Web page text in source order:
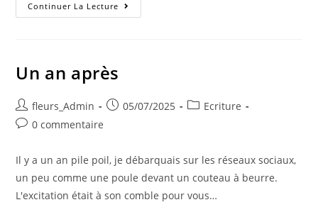
Continuer La Lecture
Un an après
fleurs_Admin 05/07/2025
Ecriture
0 commentaire
Il y a un an pile poil, je débarquais sur les réseaux sociaux,
un peu comme une poule devant un couteau à beurre.
L'excitation était à son comble pour vous…